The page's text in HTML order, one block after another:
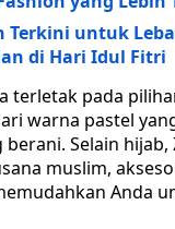
Terkini untuk
di Hari Idul Fitri
terletak pada
warna pastel
Selain hijab,
muslim,
Anda